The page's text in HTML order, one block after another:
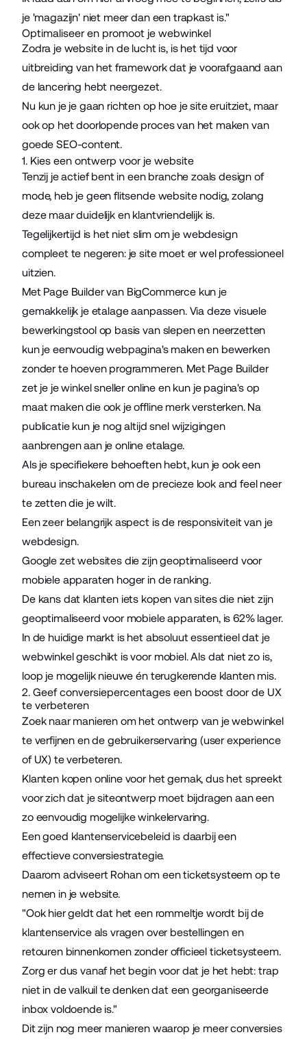
je 'magazijn' niet meer dan een trapkast is."
Optimaliseer en promoot je webwinkel
Zodra je website in de lucht is, is het tijd voor
uitbreiding van het framework dat je voorafgaand aan
de lancering hebt neergezet.
Nu kun je je gaan richten op hoe je site eruitziet, maar
ook op het doorlopende proces van het maken van
goede SEO-content.
1. Kies een ontwerp voor je website
Tenzij je actief bent in een branche zoals design of
mode, heb je geen flitsende website nodig, zolang
deze maar duidelijk en klantvriendelijk is.
Tegelijkertijd is het niet slim om je webdesign
compleet te negeren: je site moet er wel professioneel
uitzien.
Met Page Buildervan BigCommerce kun je
gemakkelijk je etalage aanpassen. Via deze visuele
bewerkingstool op basis van slepen en neerzetten
kun je eenvoudig webpagina's maken en bewerken
zonder te hoeven programmeren. Met Page Builder
zet je je winkel sneller online en kun je pagina's op
maat maken die ook je offline merk versterken. Na
publicatie kun je nog altijd snel wijzigingen
aanbrengen aan je online etalage.
Als je specifiekere behoeften hebt, kun je ook een
bureau inschakelen om de precieze look and feel neer
te zetten die je wilt.
Een zeer belangrijk aspect is de responsiviteit van je
webdesign.
Google zet websites die zijngeoptimaliseerd voor
mobiele apparaten hoger in de ranking.
De kans dat klanten iets kopen van sites die niet zijn
geoptimaliseerd voor mobiele apparaten, is62% lager.
In de huidige markt is het absoluut essentieel dat je
webwinkel geschikt is voor mobiel. Als dat niet zo is,
loop je mogelijk nieuwe én terugkerende klanten mis.
2. Geef conversiepercentages een boost door de UX
te verbeteren
Zoek naar manieren om het ontwerp van je webwinkel
te verfijnen en de gebruikerservaring (user experience
of UX) te verbeteren.
Klanten kopen online voor het gemak, dus het spreekt
voor zich dat je siteontwerp moet bijdragen aan een
zo eenvoudig mogelijke winkelervaring.
Een goed klantenservicebeleid is daarbij een
effectieve conversiestrategie.
Daarom adviseert Rohan om eenticketsysteem op te
nemen in je website.
"Ook hier geldt dat het een rommeltje wordt bij de
klantenservice als vragen over bestellingen en
retouren binnenkomen zonder officieel ticketsysteem.
Zorg er dus vanaf het begin voor dat je het hebt: trap
niet in de valkuil te denken dat een georganiseerde
inbox voldoende is."
Dit zijn nog meer manieren waarop je meer conversies